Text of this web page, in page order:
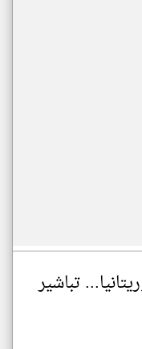
تباشير